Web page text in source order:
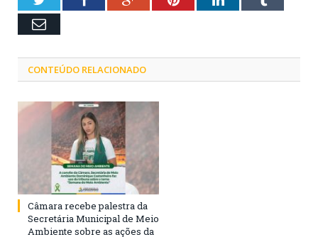
Email
CONTEÚDO RELACIONADO
Câmara recebe palestra da
Secretária Municipal de Meio
Ambiente sobre as ações da